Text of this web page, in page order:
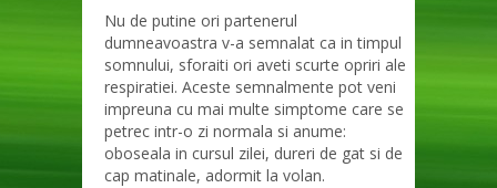
Nu de putine ori partenerul
dumneavoastra v-a semnalat ca in timpul
somnului, sforaiti ori aveti scurte opriri ale
respiratiei. Aceste semnalmente pot veni
impreuna cu mai multe simptome care se
petrec intr-o zi normala si anume:
oboseala in cursul zilei, dureri de gat si de
cap matinale, adormit la volan.